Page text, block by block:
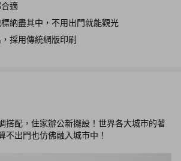
適
納盡其中，不用出門就能觀光
採用傳統網版印刷
搭配，住家辦公新擺設！世界各大城市的著
不出門也仿佛融入城市中！